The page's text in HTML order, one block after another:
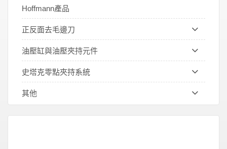
Hoffmann產品
正反面去毛邊刀
油壓缸與油壓夾持元件
史塔克零點夾持系統
其他